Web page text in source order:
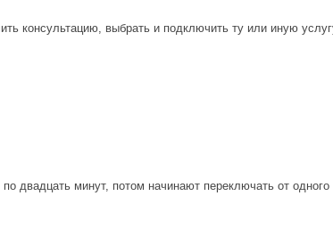
консультацию, выбрать и подключить ту или иную
двадцать минут, потом начинают переключать от